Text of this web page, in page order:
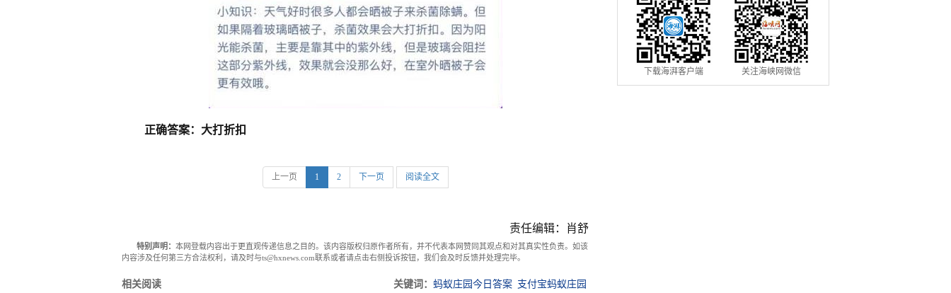
正确答案：大打折扣
上一页 1
前
2(当
前
下一页 阅读全文
责任编辑：肖舒
特别声明： 本网登载内容出于更直观传递信息之目的。该内容版权归原作者所有，并不代表本网赞同其观点和对其真实性负责。如该
内容涉及任何第三方合法权利，请及时与ts@hxnews.com联系或者请点击右侧投诉按钮，我们会及时反馈并处理完毕。
相关阅读 关键词： 蚂蚁庄园今日答案 支付宝蚂蚁庄园
下载海湃客户端 关注海峡网微信